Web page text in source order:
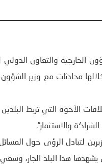
الخارجية والتعاون الدولي
خلالها محادثات مع وزير
الأخوة التي تربط
والاستثمار”.
لتبادل الرؤى حول
هذا البلد الجار، وسعي